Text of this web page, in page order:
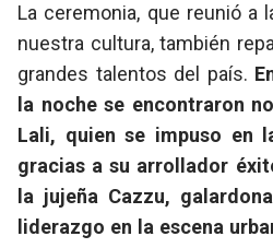
La ceremonia, que reunió a
nuestra cultura, también
grandes talentos del país.
la noche se encontraron
Lali, quien se impuso en
gracias a su arrollador
la jujeña Cazzu,
liderazgo en la escena